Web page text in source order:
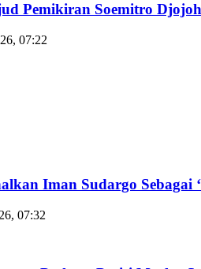
Pemikiran Soemitro
07:22
Iman Sudargo Sebagai
07:32